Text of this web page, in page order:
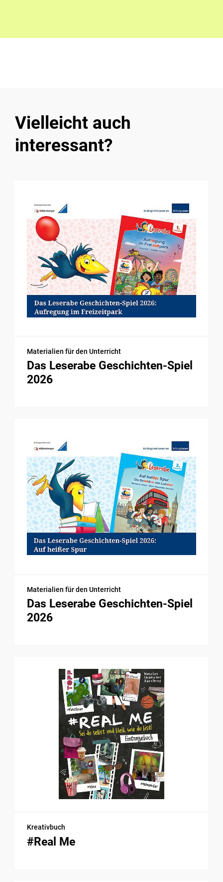
Vielleicht auch
interessant?
Materialien für den Unterricht
Das Leserabe Geschichten-Spiel
2026
Materialien für den Unterricht
Das Leserabe Geschichten-Spiel
2026
Kreativbuch
#Real Me